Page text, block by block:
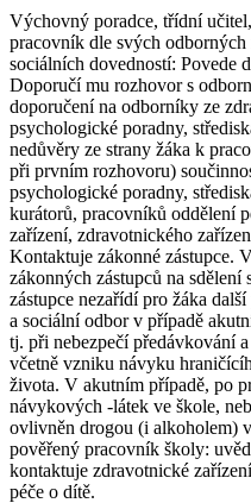
Výchovný poradce, třídní
pracovník dle svých
sociálních dovedností: Povede
Doporučí mu rozhovor s
doporučení na odborníky ze
psychologické poradny,
nedůvěry ze strany žáka k
při prvním rozhovoru)
psychologické poradny,
kurátorů, pracovníků oddělení
zařízení, zdravotnického
Kontaktuje zákonné zástupce.
zákonných zástupců na
zástupce nezařídí pro žáka
a sociální odbor v případě
tj. při nebezpečí předávkování
včetně vzniku návyku
života. V akutním případě, po
návykových -látek ve škole,
ovlivněn drogou (i alkoholem)
pověřený pracovník školy:
kontaktuje zdravotnické
péče o dítě.